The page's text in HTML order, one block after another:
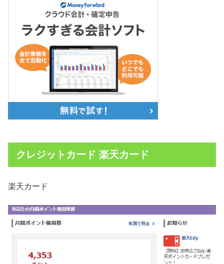
クレジットカード 楽天カード
楽天カード